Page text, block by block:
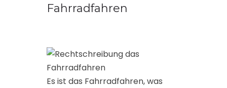
Fahrradfahren
Es ist das Fahrradfahren, was